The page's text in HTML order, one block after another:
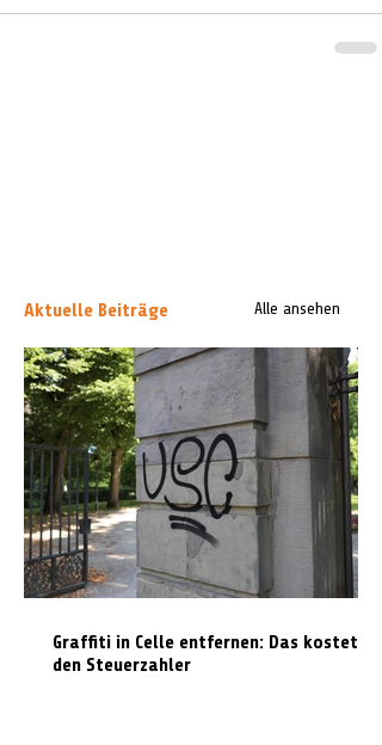
Aktuelle Beiträge Alle ansehen
Graffiti in Celle entfernen: Das kostet es
den Steuerzahler